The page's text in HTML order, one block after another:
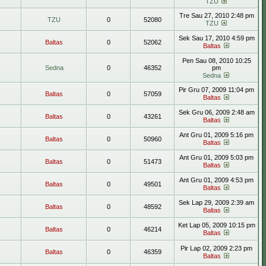
TZU 0 52080
Tre Sau 27, 2010 2:48 pm
TZU
Baltas 0 52062
Sek Sau 17, 2010 4:59 pm
Baltas
Sedna 0 46352
Pen Sau 08, 2010 10:25
pm
Sedna
Baltas 0 57059
Pir Gru 07, 2009 11:04 pm
Baltas
Baltas 0 43261
Sek Gru 06, 2009 2:48 am
Baltas
Baltas 0 50960
Ant Gru 01, 2009 5:16 pm
Baltas
Baltas 0 51473
Ant Gru 01, 2009 5:03 pm
Baltas
Baltas 0 49501
Ant Gru 01, 2009 4:53 pm
Baltas
Baltas 0 48592
Sek Lap 29, 2009 2:39 am
Baltas
Baltas 0 46214
Ket Lap 05, 2009 10:15 pm
Baltas
Baltas 0 46359
Pir Lap 02, 2009 2:23 pm
Baltas